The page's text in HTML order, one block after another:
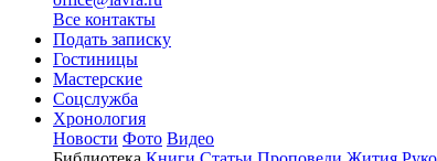
Все контакты
Подать записку
Гостиницы
Мастерские
Соцслужба
Хронология
Новости Фото Видео